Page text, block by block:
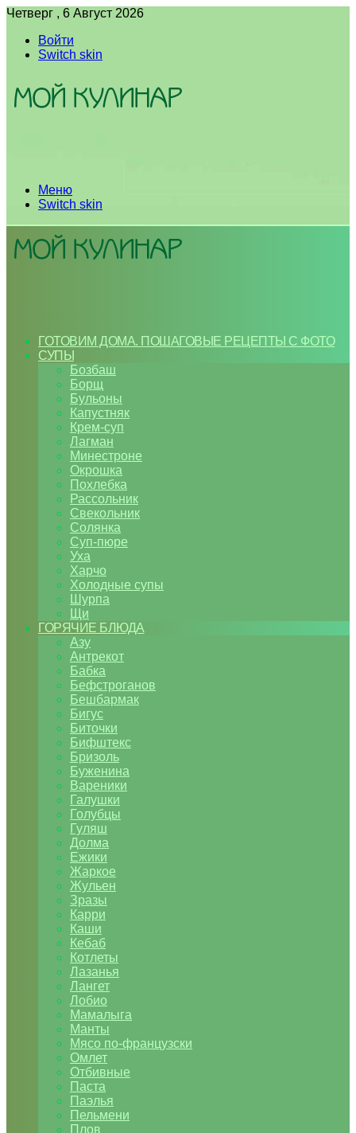
Четверг , 6 Август 2026
Войти
Switch skin
Меню
Switch skin
ГОТОВИМ ДОМА. ПОШАГОВЫЕ РЕЦЕПТЫ С ФОТО
СУПЫ
Бозбаш
Борщ
Бульоны
Капустняк
Крем-суп
Лагман
Минестроне
Окрошка
Похлебка
Рассольник
Свекольник
Солянка
Суп-пюре
Уха
Харчо
Холодные супы
Шурпа
Щи
ГОРЯЧИЕ БЛЮДА
Азу
Антрекот
Бабка
Бефстроганов
Бешбармак
Бигус
Биточки
Бифштекс
Бризоль
Буженина
Вареники
Галушки
Голубцы
Гуляш
Долма
Ежики
Жаркое
Жульен
Зразы
Карри
Каши
Кебаб
Котлеты
Лазанья
Лангет
Лобио
Мамалыга
Манты
Мясо по-французски
Омлет
Отбивные
Паста
Паэлья
Пельмени
Плов